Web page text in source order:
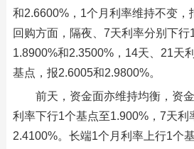
和2.6600%，1个月利率维持不变，
回购方面，隔夜、7天利率分别下
1.8900%和2.3500%，14天、21天
基点，报2.6005和2.9800%。
前天，资金面亦维持均衡，资
利率下行1个基点至1.900%，7天利
2.4100%。长端1个月利率上行1个